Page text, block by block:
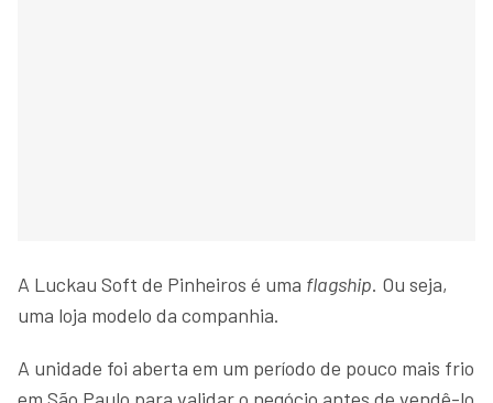
A Luckau Soft de Pinheiros é uma flagship. Ou seja,
uma loja modelo da companhia.
A unidade foi aberta em um período de pouco mais frio
em São Paulo para validar o negócio antes de vendê-lo